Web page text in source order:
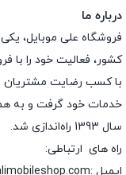
درباره ما
فروشگاه علی موبایل،
کشور، فعالیت خود را با
با کسب رضایت مشتریان
سال 1393 راه‌اندازی شد.
راه های ارتباطی:
ایمیل :info@alimobileshop.com